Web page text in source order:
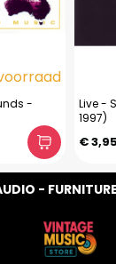
-
Live -
1997)
€ 3,95
-